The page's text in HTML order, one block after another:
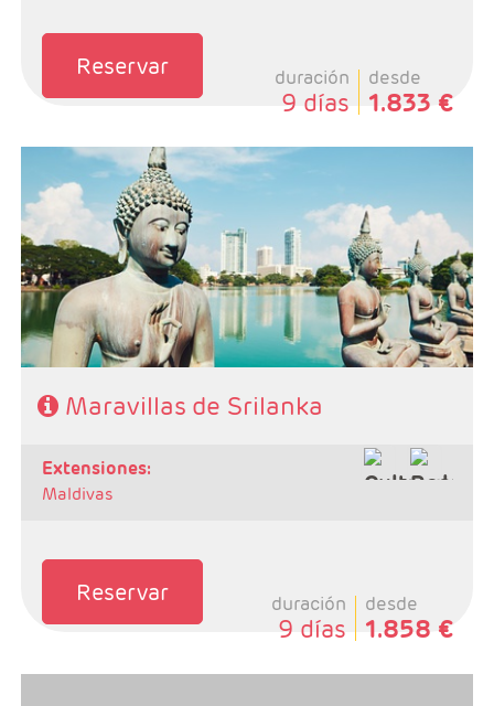
Reservar duración
9 días
desde
1.833 €
- Salidas: Lunes
- Ruta: Habarana 2 noches, Kandy 2 noches, Ella 1
noche, Yala 1 noche, Colombo 1 noche.
- Categoría hotelera: 3 / 4*
- Régimen: 7 Desayunos, 5 almuerzos y 6 cenas
Maravillas de Srilanka
extensiones:
Maldivas
Reservar duración
9 días
desde
1.858 €